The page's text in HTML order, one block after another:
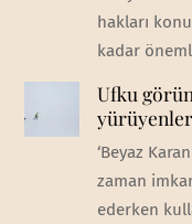
hakları
kadar
Ufku
yürüyenler
‘Beyaz
zaman
ederken